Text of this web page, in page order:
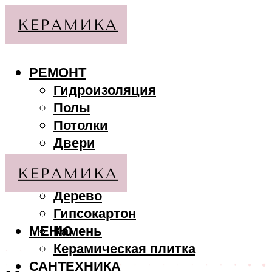
РЕМОНТ
Гидроизоляция
Полы
Потолки
Двери
МАТЕРИАЛЫ
Дерево
Гипсокартон
Камень
Керамическая плитка
САНТЕХНИКА
МЕНЮ